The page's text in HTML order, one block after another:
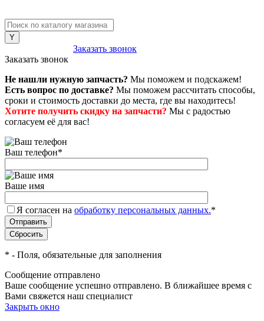
Заказать звонок
Заказать звонок
Не нашли нужную запчасть? Мы поможем и подскажем!
Есть вопрос по доставке? Мы поможем рассчитать способы,
сроки и стоимость доставки до места, где вы находитесь!
Хотите получить скидку на запчасти? Мы с радостью
согласуем её для вас!
Ваш телефон*
Ваше имя
Я согласен на обработку персональных данных.*
* - Поля, обязательные для заполнения
Сообщение отправлено
Ваше сообщение успешно отправлено. В ближайшее время с
Вами свяжется наш специалист
Закрыть окно